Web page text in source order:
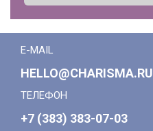
E-MAIL
HELLO@CHARISMA.RU
ТЕЛЕФОН
+7 (383) 383-07-03